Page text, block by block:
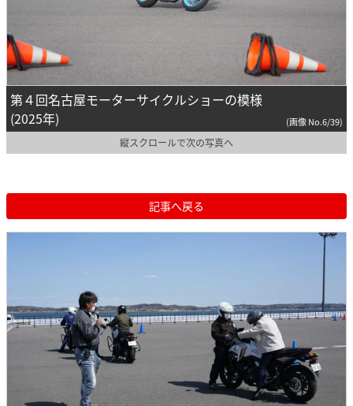
第４回名古屋モーターサイクルショーの模様
(2025年)
(画像 No.6/39)
縦スクロールで次の写真へ
記事へ戻る